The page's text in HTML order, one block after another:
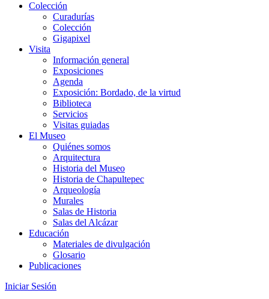
Colección
Curadurías
Colección
Gigapixel
Visita
Información general
Exposiciones
Agenda
Exposición: Bordado, de la virtud
Biblioteca
Servicios
Visitas guiadas
El Museo
Quiénes somos
Arquitectura
Historia del Museo
Historia de Chapultepec
Arqueología
Murales
Salas de Historia
Salas del Alcázar
Educación
Materiales de divulgación
Glosario
Publicaciones
Iniciar Sesión